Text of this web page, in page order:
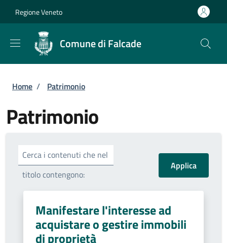
Regione Veneto
Comune di Falcade
Briciole di pane
Home / Patrimonio
Patrimonio
Cerca i contenuti che nel
titolo contengono:
Manifestare l'interesse ad
acquistare o gestire immobili
di proprietà